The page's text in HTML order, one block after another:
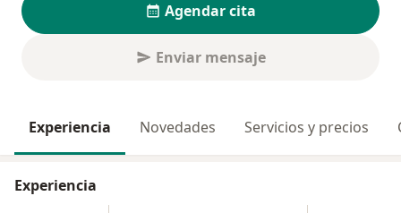
Agendar cita
Enviar mensaje
Experiencia Novedades Servicios y precios
Experiencia